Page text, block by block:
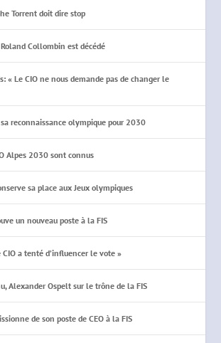
Torrent doit dire stop
Collombin est décédé
« Le CIO ne nous demande pas de changer le
reconnaissance olympique pour 2030
Alpes 2030 sont connus
sa place aux Jeux olympiques
un nouveau poste à la FIS
CIO a tenté d’influencer le vote »
Alexander Ospelt sur le trône de la FIS
de son poste de CEO à la FIS